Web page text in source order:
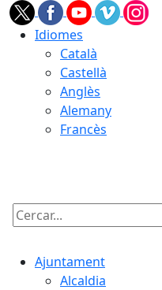
Idiomes
Català
Castellà
Anglès
Alemany
Francès
Cercar:
Ajuntament
Alcaldia